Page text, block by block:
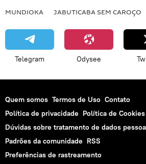
MUNDIOKA JABUTICABA SEM CAROÇO
Telegram Odysee
Quem somos Termos de Uso Contato
Política de privacidade Política de Cookies
Dúvidas sobre tratamento de dados
Padrões da comunidade RSS
Preferências de rastreamento